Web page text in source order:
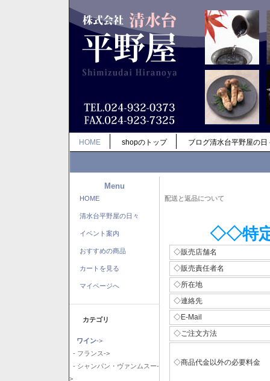
HOME shopのトップ ブログ清水台平野屋の日
Menu
HOME
清水台平野屋の日々
イベント案内
おすすめの商品
カートを見る
マイページへ
カテゴリ
ワイン->
- フランス->
- シャンパン・ヴァンムスー-
>
配送と返品について
◇◇特
◇販売店舗名
◇販売責任者名
◇所在地
◇連絡先
◇E-Mail
◇ご注文方法
◇商品代金以外の必要料金